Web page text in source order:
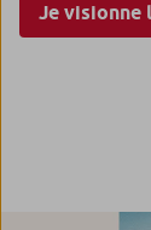
Je visionne